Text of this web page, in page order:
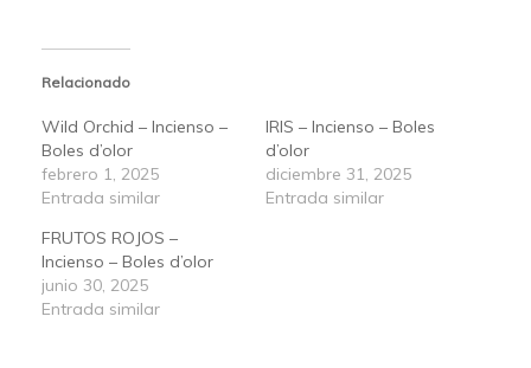
Relacionado
Wild Orchid – Incienso –
Boles d’olor
febrero 1, 2025
Entrada similar
IRIS – Incienso – Boles
d’olor
diciembre 31, 2025
Entrada similar
FRUTOS ROJOS –
Incienso – Boles d’olor
junio 30, 2025
Entrada similar